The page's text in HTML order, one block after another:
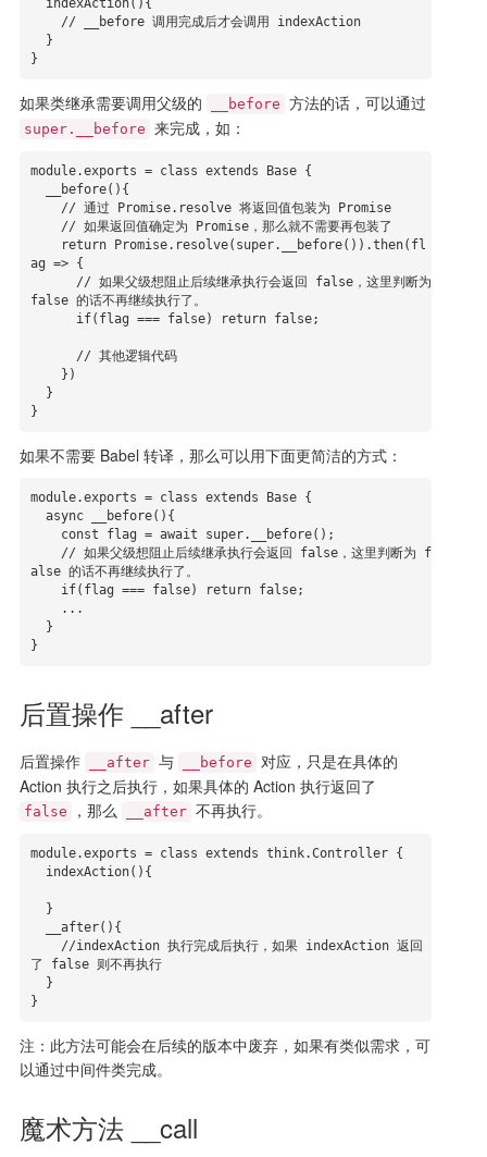
}
如果类继承需要调用父级的 __before 方法的话，可以通过
super.__before 来完成，如：
module.exports = class extends Base {
ag => {
false 的话不再继续执行了。
}
如果不需要 Babel 转译，那么可以用下面更简洁的方式：
module.exports = class extends Base {
alse 的话不再继续执行了。
}
后置操作 __after
后置操作 __after 与 __before 对应，只是在具体的
Action 执行之后执行，如果具体的 Action 执行返回了
false ，那么 __after 不再执行。
module.exports = class extends think.Controller {
了 false 则不再执行
}
注：此方法可能会在后续的版本中废弃，如果有类似需求，可
以通过中间件类完成。
魔术方法 __call